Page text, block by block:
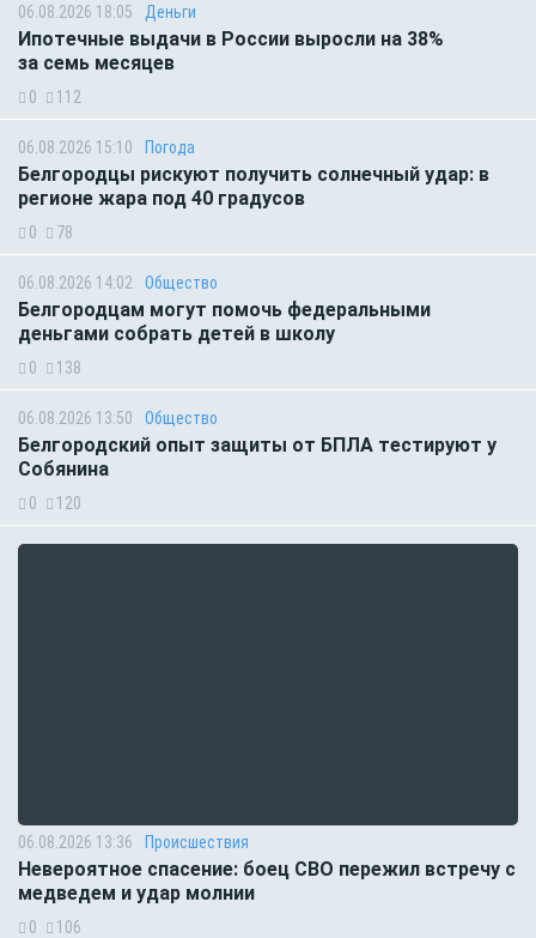
06.08.2026 18:05 Деньги
Ипотечные выдачи в России выросли на 38%
за семь месяцев
0 112
06.08.2026 15:10 Погода
Белгородцы рискуют получить солнечный удар: в
регионе жара под 40 градусов
0 78
06.08.2026 14:02 Общество
Белгородцам могут помочь федеральными
деньгами собрать детей в школу
0 138
06.08.2026 13:50 Общество
Белгородский опыт защиты от БПЛА тестируют у
Собянина
0 120
06.08.2026 13:36 Происшествия
Невероятное спасение: боец СВО пережил встречу с
медведем и удар молнии
0 106